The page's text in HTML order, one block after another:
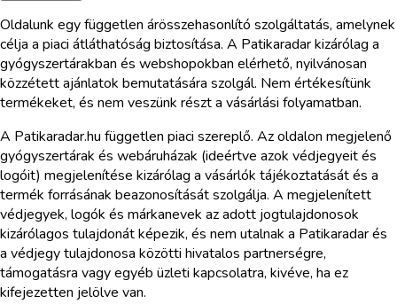
Oldalunk egy független árösszehasonlító szolgáltatás, amelynek
célja a piaci átláthatóság biztosítása. A Patikaradar kizárólag a
gyógyszertárakban és webshopokban elérhető, nyilvánosan
közzétett ajánlatok bemutatására szolgál. Nem értékesítünk
termékeket, és nem veszünk részt a vásárlási folyamatban.
A Patikaradar.hu független piaci szereplő. Az oldalon megjelenő
gyógyszertárak és webáruházak (ideértve azok védjegyeit és
logóit) megjelenítése kizárólag a vásárlók tájékoztatását és a
termék forrásának beazonosítását szolgálja. A megjelenített
védjegyek, logók és márkanevek az adott jogtulajdonosok
kizárólagos tulajdonát képezik, és nem utalnak a Patikaradar és
a védjegy tulajdonosa közötti hivatalos partnerségre,
támogatásra vagy egyéb üzleti kapcsolatra, kivéve, ha ez
kifejezetten jelölve van.